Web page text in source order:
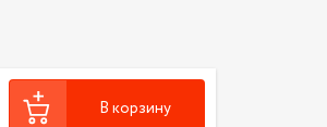
В корзину